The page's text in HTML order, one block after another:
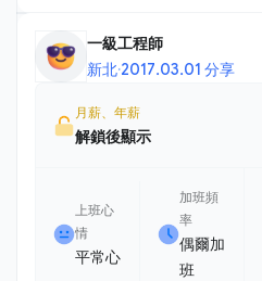
一級工程師
新北·2017.03.01 分享
月薪、年薪
解鎖後顯示
上班心
情
平常心
加班頻
率
偶爾加
班